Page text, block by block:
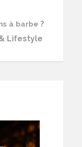
à barbe ?
Lifestyle